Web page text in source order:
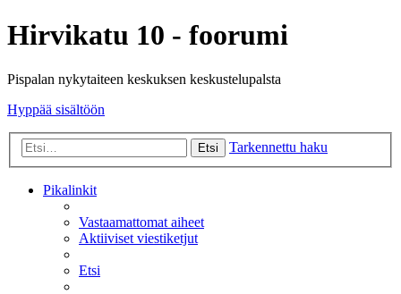
Hirvikatu 10 - foorumi
Pispalan nykytaiteen keskuksen keskustelupalsta
Hyppää sisältöön
Etsi Tarkennettu haku
Pikalinkit
Vastaamattomat aiheet
Aktiiviset viestiketjut
Etsi